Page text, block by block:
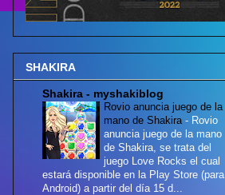
SHAKIRA
Shakira - myshakiblog
Rovio anuncia juego de la
mano de Shakira - Rovio
anuncia juego de la mano
de Shakira, se trata del
juego Love Rocks el cual
estará disponible en la Play Store (para
Android) a partir del día 15 d...